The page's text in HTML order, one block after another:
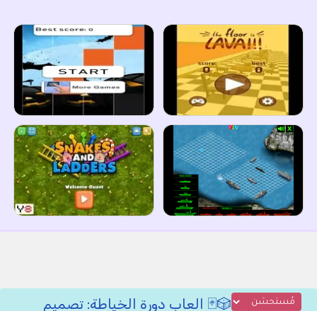
🎲🃏 العاب دورة الخياطة: تصميم